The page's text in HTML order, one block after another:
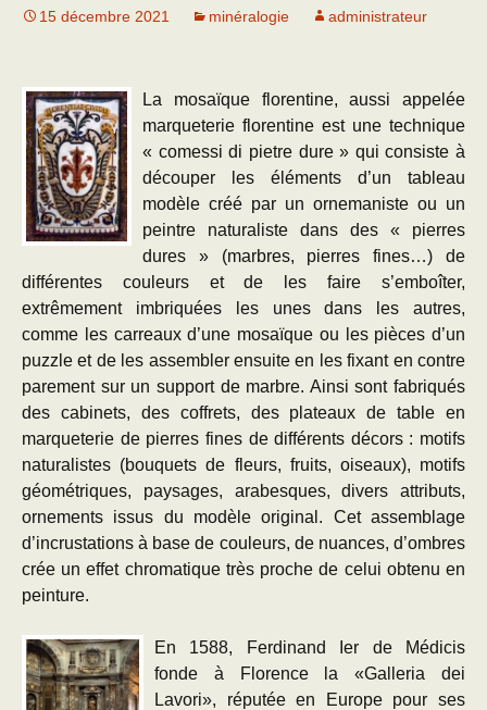
15 décembre 2021 minéralogie administrateur
La mosaïque florentine, aussi appelée
marqueterie florentine est une technique
« comessi di pietre dure » qui consiste à
découper les éléments d’un tableau
modèle créé par un ornemaniste ou un
peintre naturaliste dans des « pierres
dures » (marbres, pierres fines…) de
différentes couleurs et de les faire s’emboîter,
extrêmement imbriquées les unes dans les autres,
comme les carreaux d’une mosaïque ou les pièces d’un
puzzle et de les assembler ensuite en les fixant en contre
parement sur un support de marbre. Ainsi sont fabriqués
des cabinets, des coffrets, des plateaux de table en
marqueterie de pierres fines de différents décors : motifs
naturalistes (bouquets de fleurs, fruits, oiseaux), motifs
géométriques, paysages, arabesques, divers attributs,
ornements issus du modèle original. Cet assemblage
d’incrustations à base de couleurs, de nuances, d’ombres
crée un effet chromatique très proche de celui obtenu en
peinture.
En 1588, Ferdinand Ier de Médicis
fonde à Florence la «Galleria dei
Lavori», réputée en Europe pour ses